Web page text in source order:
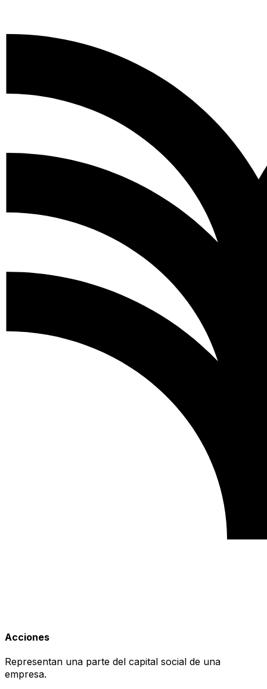
Acciones
Representan una parte del capital social de una
empresa.